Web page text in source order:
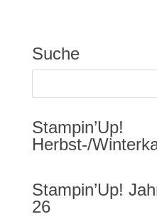
Suche
Stampin’Up!
Herbst-/
Stampin’Up!
26